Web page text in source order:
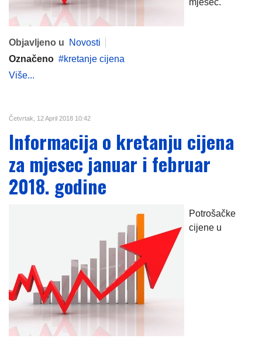
mjesec.
Objavljeno u
Novosti
Označeno
kretanje cijena
Više...
Četvrtak, 12 April 2018 10:42
Informacija o kretanju cijena
za mjesec januar i februar
2018. godine
Potrošačke
cijene u